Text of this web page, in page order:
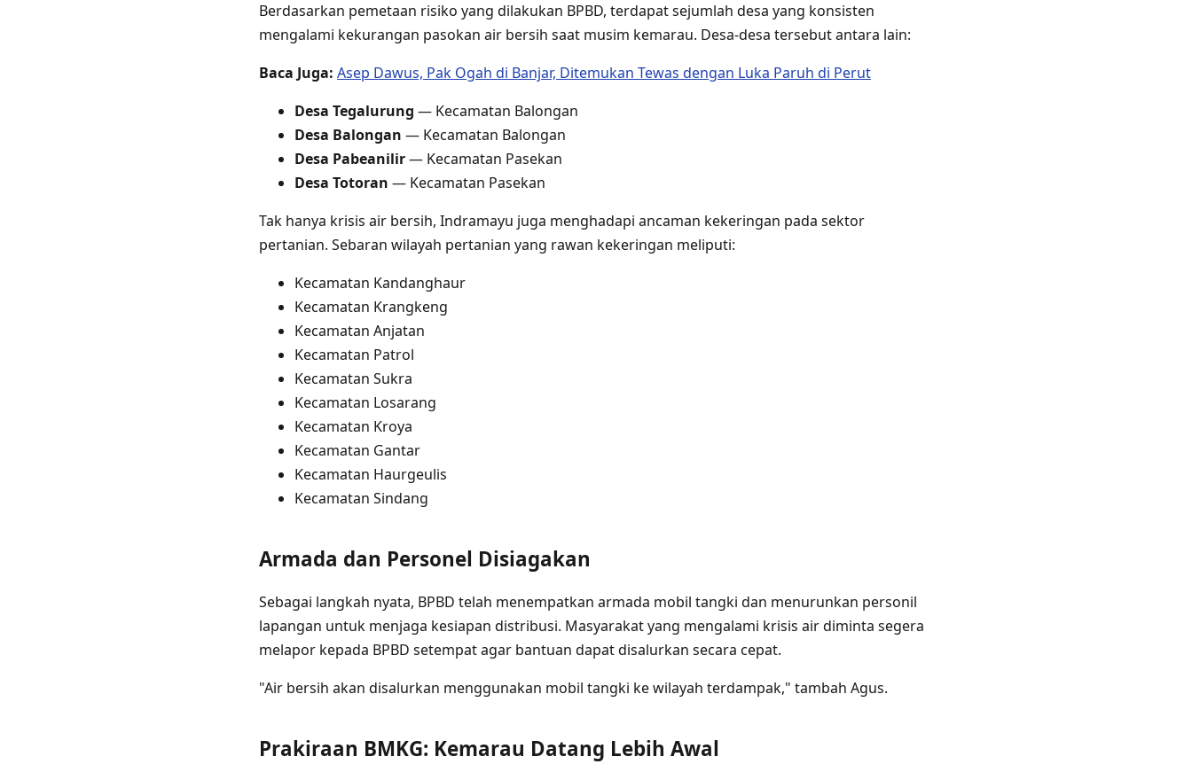
Berdasarkan pemetaan risiko yang dilakukan BPBD, terdapat sejumlah desa yang konsisten
mengalami kekurangan pasokan air bersih saat musim kemarau. Desa-desa tersebut antara lain:
Baca Juga: Asep Dawus, Pak Ogah di Banjar, Ditemukan Tewas dengan Luka Paruh di Perut
Desa Tegalurung — Kecamatan Balongan
Desa Balongan — Kecamatan Balongan
Desa Pabeanilir— Kecamatan Pasekan
Desa Totoran — Kecamatan Pasekan
Tak hanya krisis air bersih, Indramayu juga menghadapi ancaman kekeringan pada sektor
pertanian. Sebaran wilayah pertanian yang rawan kekeringan meliputi:
Kecamatan Kandanghaur
Kecamatan Krangkeng
Kecamatan Anjatan
Kecamatan Patrol
Kecamatan Sukra
Kecamatan Losarang
Kecamatan Kroya
Kecamatan Gantar
Kecamatan Haurgeulis
Kecamatan Sindang
Armada dan Personel Disiagakan
Sebagai langkah nyata, BPBD telah menempatkan armada mobil tangki dan menurunkan personil
lapangan untuk menjaga kesiapan distribusi. Masyarakat yang mengalami krisis air diminta segera
melapor kepada BPBD setempat agar bantuan dapat disalurkan secara cepat.
"Air bersih akan disalurkan menggunakan mobil tangki ke wilayah terdampak," tambah Agus.
Prakiraan BMKG: Kemarau Datang Lebih Awal